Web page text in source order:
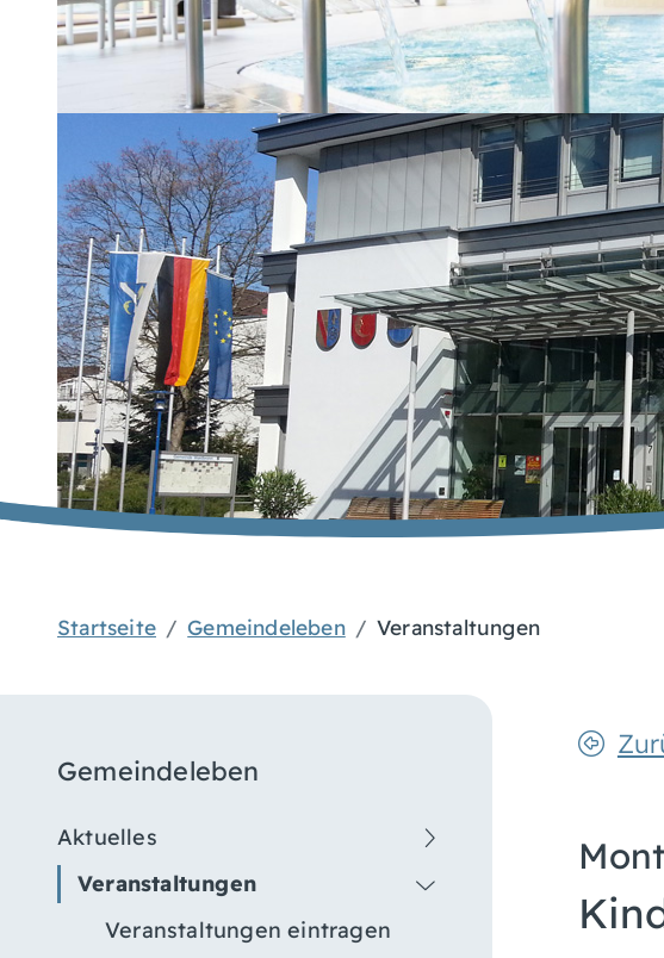
Startseite Gemeindeleben Veranstaltungen
Gemeindeleben
Aktuelles
Veranstaltungen
Veranstaltungen eintragen